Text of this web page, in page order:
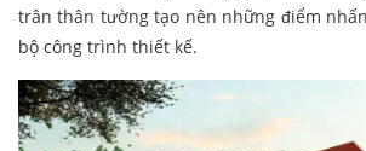
trân thân tường tạo nên những điểm
bộ công trình thiết kế.